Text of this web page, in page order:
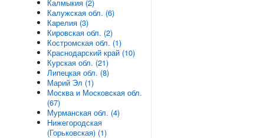
Калмыкия (2)
Калужская обл. (6)
Карелия (3)
Кировская обл. (2)
Костромская обл. (1)
Краснодарский край (10)
Курская обл. (21)
Липецкая обл. (8)
Марий Эл (1)
Москва и Московская обл.
(67)
Мурманская обл. (4)
Нижегородская
(Горьковская) (1)